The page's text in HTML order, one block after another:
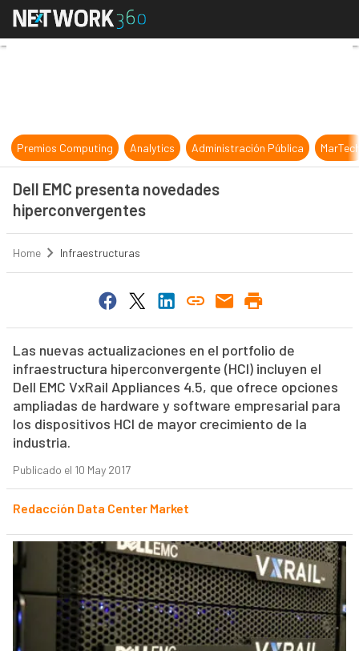
Dell EMC presenta novedades
Premios Computing Analytics Administración Pública
Dell EMC presenta novedades
hiperconvergentes
Home Infraestructuras
Las nuevas actualizaciones en el portfolio de
infraestructura hiperconvergente (HCI) incluyen el
Dell EMC VxRail Appliances 4.5, que ofrece opciones
ampliadas de hardware y software empresarial para
los dispositivos HCI de mayor crecimiento de la
industria.
Publicado el 10 May 2017
Redacción Data Center Market